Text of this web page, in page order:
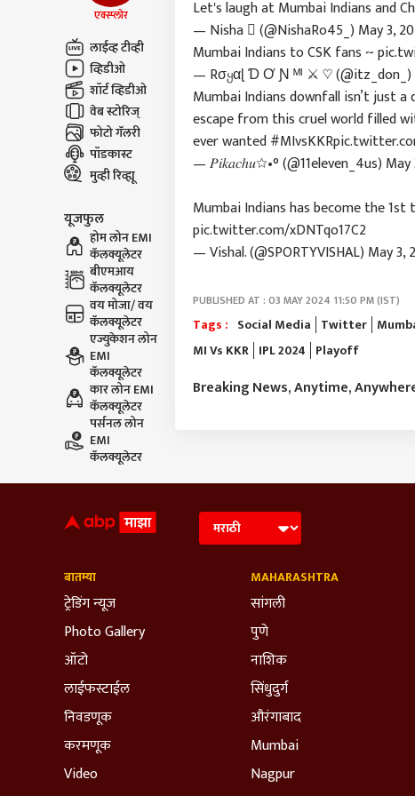
एक्स्प्लोर
लाईव्ह टीव्ही
व्हिडीओ
शॉर्ट व्हिडीओ
वेब स्टोरिज्
फोटो गॅलरी
पॉडकास्ट
मुव्ही रिव्ह्यू
यूजफुल
होम लोन EMI
कॅलक्यूलेटर
बीएमआय
कॅलक्यूलेटर
वय मोजा/ वय
कॅलक्यूलेटर
एज्युकेशन लोन
EMI
कॅलक्यूलेटर
कार लोन EMI
कॅलक्यूलेटर
पर्सनल लोन
EMI
कॅलक्यूलेटर
Let's laugh at Mumbai Indians and
— Nisha  (@NishaRo45_) May 3,
Mumbai Indians to CSK fans ~
— Rσყαɭ Ɗ Ơ Ɲ ᴹᴵ ⚔️ ♡ (@itz_don_)
Mumbai Indians downfall isn’t just
escape from this cruel world filled
ever wanted#MIvsKKR
— 𝑃𝑖𝑘𝑎𝑐ℎ𝑢☆•° (@11eleven_4us) May
Mumbai Indians has become the
pic.twitter.com/xDNTqo17C2
— Vishal. (@SPORTYVISHAL) May 3,
PUBLISHED AT : 03 MAY 2024 11:50 PM (IST)
Tags : Social Media Twitter
MI Vs KKR IPL 2024 Playoff
Breaking News, Anytime,
बातम्या
ट्रेडिंग न्यूज
Photo Gallery
ऑटो
लाईफस्टाईल
निवडणूक
करमणूक
Video
MAHARASHTRA
सांगली
पुणे
नाशिक
सिंधुदुर्ग
औरंगाबाद
Mumbai
Nagpur